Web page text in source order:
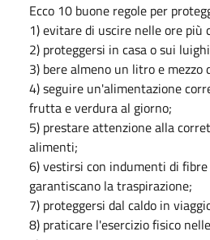
Ecco 10 buone regole per
1) evitare di uscire nelle ore più
2) proteggersi in casa o sui
3) bere almeno un litro e mezzo
4) seguire un'alimentazione
frutta e verdura al giorno;
5) prestare attenzione alla
alimenti;
6) vestirsi con indumenti di
garantiscano la traspirazione;
7) proteggersi dal caldo in
8) praticare l'esercizio fisico